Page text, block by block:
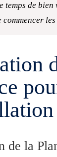
temps de
commencer
de la